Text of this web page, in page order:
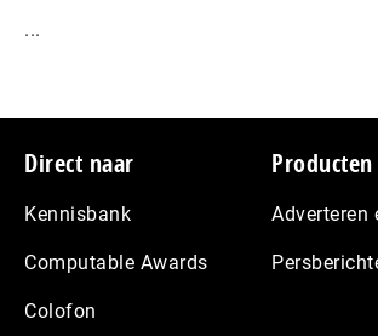
...
Footer
Direct naar
Kennisbank
Computable Awards
Colofon
Producten
Adverteren